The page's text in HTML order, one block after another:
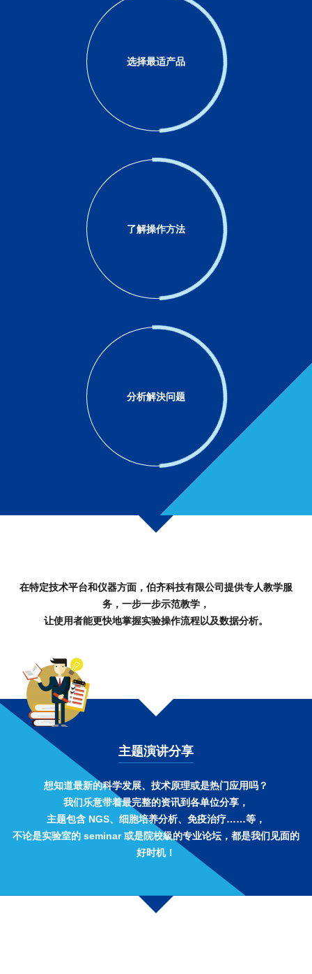
选择最适产品
了解操作方法
分析解決问题
在特定技术平台和仪器方面，伯齐科技有限公司提供专人教学服
务，一步一步示范教学，
让使用者能更快地掌握实验操作流程以及数据分析。
主题演讲分享
想知道最新的科学发展、技术原理或是热门应用吗？
我们乐意带着最完整的资讯到各单位分享，
主题包含 NGS、细胞培养分析、免疫治疗……等，
不论是实验室的 seminar 或是院校級的专业论坛，都是我们见面的
好时机！